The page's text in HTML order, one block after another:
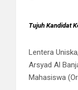
Tujuh Kandidat
Lentera
Arsyad Al
Mahasiswa